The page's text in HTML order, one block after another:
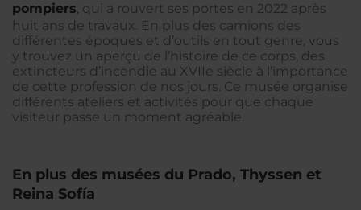
pompiers, qui a rouvert ses portes en 2022 après
huit ans de travaux. En plus des camions des
différentes époques et d’outils en tout genre, vous
y trouvez un aperçu de l’histoire de ce corps, des
extincteurs d’incendie au XVIIe siècle à l’importance
de cette profession de nos jours. Ce musée organise
différents ateliers et activités pour que chaque
visiteur passe un moment agréable.
En plus des musées du Prado, Thyssen et
Reina Sofía